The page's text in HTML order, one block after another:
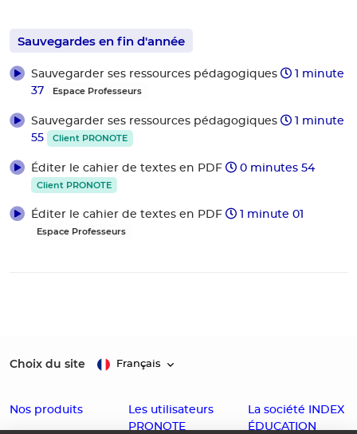
Sauvegardes en fin d'année
Sauvegarder ses ressources pédagogiques
1 minute
37
Espace Professeurs
Sauvegarder ses ressources pédagogiques
1 minute
55
Client PRONOTE
Éditer le cahier de textes en PDF 0 minutes 54
Client PRONOTE
Éditer le cahier de textes en PDF 1 minute 01
Espace Professeurs
Choix du site Français
Nos produits
Les utilisateurs
PRONOTE
La société INDEX
ÉDUCATION